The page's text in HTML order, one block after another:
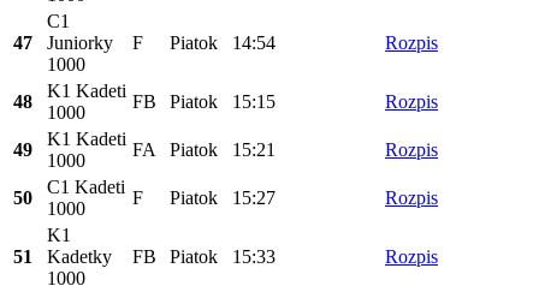
47
C1
Juniorky
1000
F Piatok 14:54 Rozpis
48
K1 Kadeti
1000
FB Piatok 15:15 Rozpis
49
K1 Kadeti
1000
FA Piatok 15:21 Rozpis
50
C1 Kadeti
1000
F Piatok 15:27 Rozpis
51
K1
Kadetky
1000
FB Piatok 15:33 Rozpis